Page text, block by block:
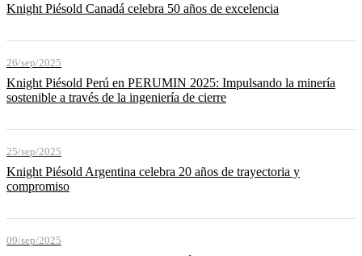
Knight Piésold Canadá celebra 50 años de excelencia
26/sep/2025
Knight Piésold Perú en PERUMIN 2025: Impulsando la minería
sostenible a través de la ingeniería de cierre
25/sep/2025
Knight Piésold Argentina celebra 20 años de trayectoria y
compromiso
09/sep/2025